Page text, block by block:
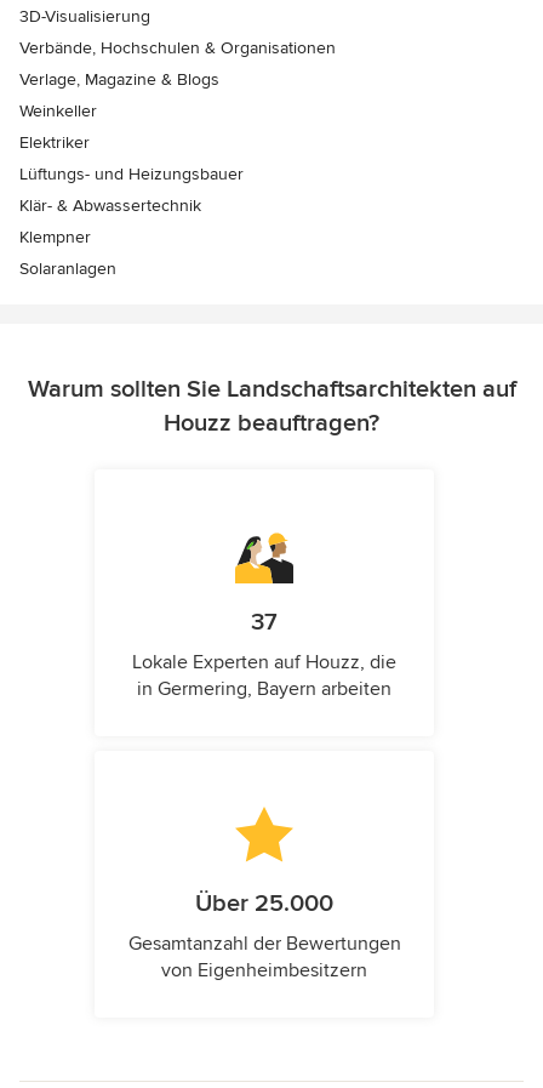
3D-Visualisierung
Verbände, Hochschulen & Organisationen
Verlage, Magazine & Blogs
Weinkeller
Elektriker
Lüftungs- und Heizungsbauer
Klär- & Abwassertechnik
Klempner
Solaranlagen
Warum sollten Sie Landschaftsarchitekten auf
Houzz beauftragen?
37
Lokale Experten auf Houzz, die
in Germering, Bayern arbeiten
Über 25.000
Gesamtanzahl der Bewertungen
von Eigenheimbesitzern